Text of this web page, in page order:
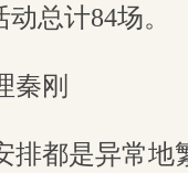
总计84场。
秦刚
排都是异常地